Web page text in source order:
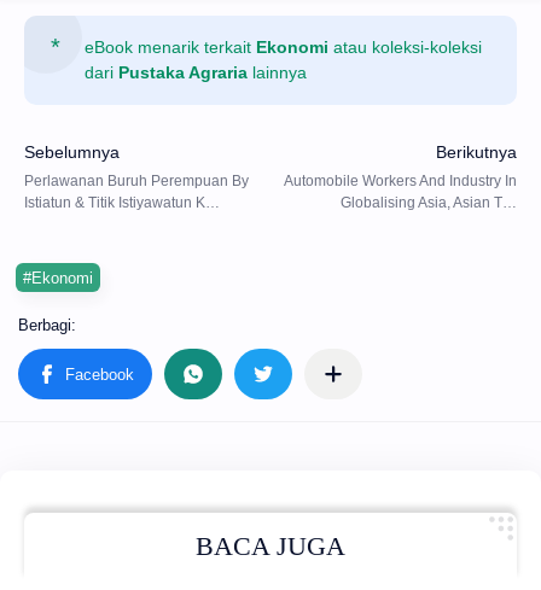
eBook menarik terkait Ekonomi atau koleksi-koleksi
dari Pustaka Agraria lainnya
#Ekonomi
BACA JUGA